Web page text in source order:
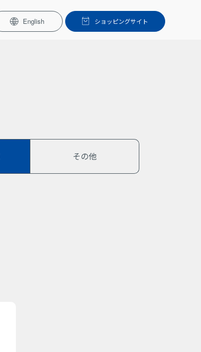
English ショッピングサイト
その他